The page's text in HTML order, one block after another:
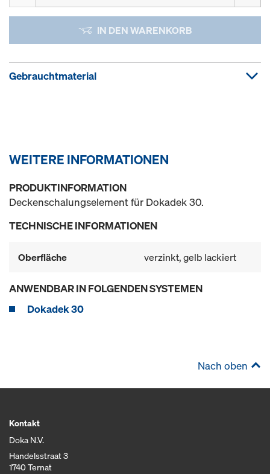
IN DEN WARENKORB
Gebrauchtmaterial
WEITERE INFORMATIONEN
PRODUKTINFORMATION
Deckenschalungselement für Dokadek 30.
TECHNISCHE INFORMATIONEN
Oberfläche verzinkt, gelb lackiert
ANWENDBAR IN FOLGENDEN SYSTEMEN
Dokadek 30
Nach oben
Kontakt
Doka N.V.
Handelsstraat 3
1740 Ternat